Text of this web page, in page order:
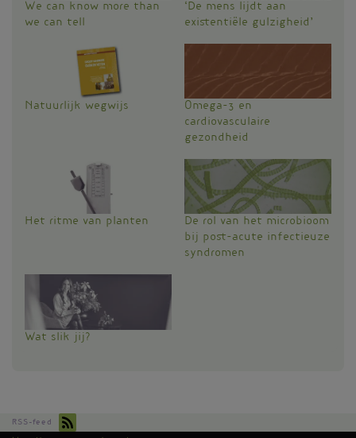
We can know more than
we can tell
‘De mens lijdt aan
existentiële gulzigheid’
Natuurlijk wegwijs
Omega-3 en
cardiovasculaire
gezondheid
Het ritme van planten
De rol van het microbioom
bij post-acute infectieuze
syndromen
Wat slik jij?
RSS-feed